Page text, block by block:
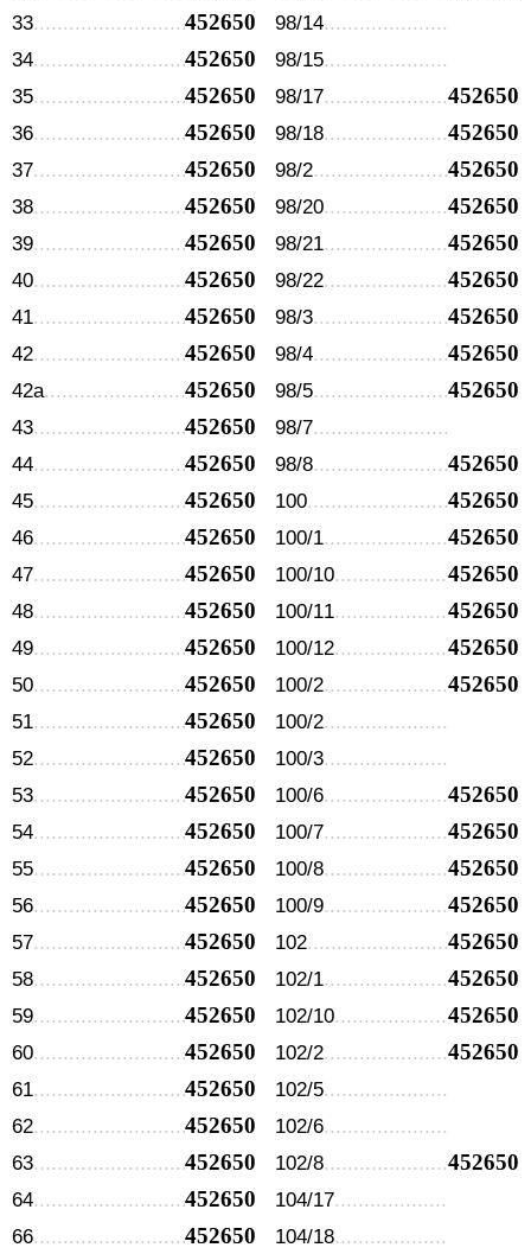
33 452650
34 452650
35 452650
36 452650
37 452650
38 452650
39 452650
40 452650
41 452650
42 452650
42а 452650
43 452650
44 452650
45 452650
46 452650
47 452650
48 452650
49 452650
50 452650
51 452650
52 452650
53 452650
54 452650
55 452650
56 452650
57 452650
58 452650
59 452650
60 452650
61 452650
62 452650
63 452650
64 452650
66 452650
98/14
98/15
98/17
452650
98/18 452650
98/2 452650
98/20 452650
98/21 452650
98/22 452650
98/3 452650
98/4 452650
98/5 452650
98/7
98/8
452650
100 452650
100/1 452650
100/10 452650
100/11 452650
100/12 452650
100/2 452650
100/2
100/3
100/6
452650
100/7 452650
100/8 452650
100/9 452650
102 452650
102/1 452650
102/10 452650
102/2 452650
102/5
102/6
102/8
452650
104/17
104/18